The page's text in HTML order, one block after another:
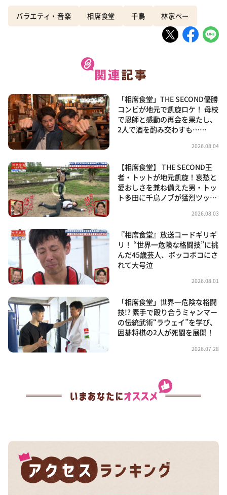
バラエティ・音楽 相席食堂 千鳥 林家ペー
「相席食堂」THE SECOND優勝
コンビが地元で凱旋ロケ！ 母校
で恩師と感動の再会を果たし、
2人で酒を酌み交わすも……
2026.08.04
【相席食堂】 THE SECOND王
者・トットが地元凱旋！哀愁と
愛おしさを兼ね備えた男・トッ
ト多田に千鳥ノブが猛烈ツッ…
2026.08.03
『相席食堂』放送コードギリギ
リ！ “世界一危険な格闘技”に挑
んだ45歳芸人、ボッコボコにさ
れて大号泣
2026.08.01
「相席食堂」世界一危険な格闘
技!? 素手で殴り合うミャンマー
の伝統武術“ラウェイ”を学び、
囲碁将棋の2人が死闘を展開！
2026.07.28